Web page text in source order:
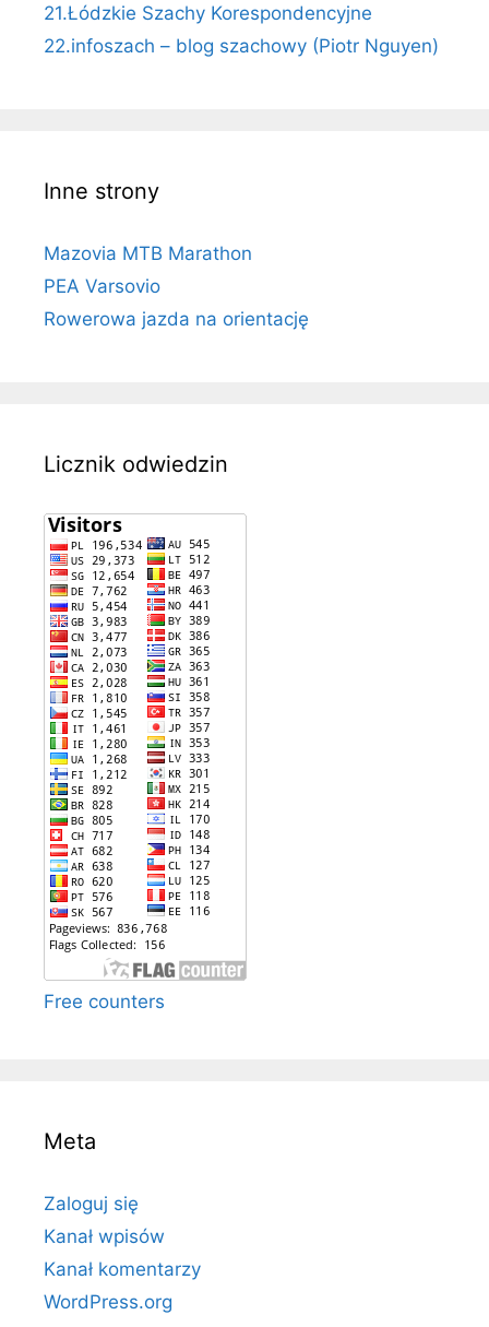
21.Łódzkie Szachy Korespondencyjne
22.infoszach – blog szachowy (Piotr Nguyen)
Inne strony
Mazovia MTB Marathon
PEA Varsovio
Rowerowa jazda na orientację
Licznik odwiedzin
Free counters
Meta
Zaloguj się
Kanał wpisów
Kanał komentarzy
WordPress.org